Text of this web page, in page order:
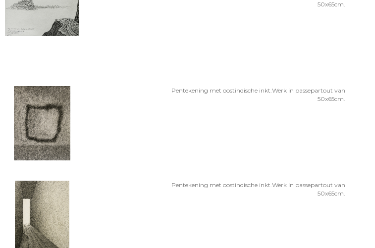
50x65cm.
Pentekening met oostindische inkt.Werk in passepartout van
50x65cm.
Pentekening met oostindische inkt.Werk in passepartout van
50x65cm.